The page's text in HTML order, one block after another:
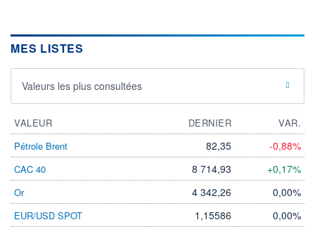
MES LISTES
Valeurs les plus consultées
VALEUR DERNIER
VAR.
Pétrole Brent
82,35 -0,88%
CAC 40 8 714,93 +0,17%
Or 4 342,26 0,00%
EUR/USD SPOT 1,15586 0,00%